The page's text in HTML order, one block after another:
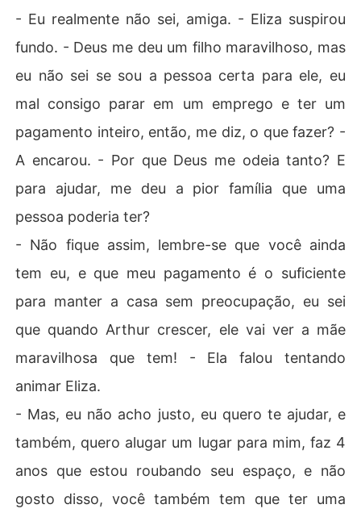
- Eu realmente não sei, amiga. - Eliza suspirou
fundo. - Deus me deu um filho maravilhoso, mas
eu não sei se sou a pessoa certa para ele, eu
mal consigo parar em um emprego e ter um
pagamento inteiro, então, me diz, o que fazer? -
A encarou. - Por que Deus me odeia tanto? E
para ajudar, me deu a pior família que uma
pessoa poderia ter?
- Não fique assim, lembre-se que você ainda
tem eu, e que meu pagamento é o suficiente
para manter a casa sem preocupação, eu sei
que quando Arthur crescer, ele vai ver a mãe
maravilhosa que tem! - Ela falou tentando
animar Eliza.
- Mas, eu não acho justo, eu quero te ajudar, e
também, quero alugar um lugar para mim, faz 4
anos que estou roubando seu espaço, e não
gosto disso, você também tem que ter uma